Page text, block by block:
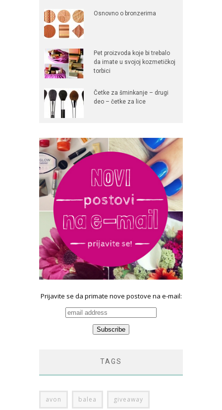
Osnovno o bronzerima
Pet proizvoda koje bi trebalo
da imate u svojoj kozmetičkoj
torbici
Četke za šminkanje – drugi
deo – četke za lice
Prijavite se da primate nove postove na e-mail:
TAGS
avon balea giveaway